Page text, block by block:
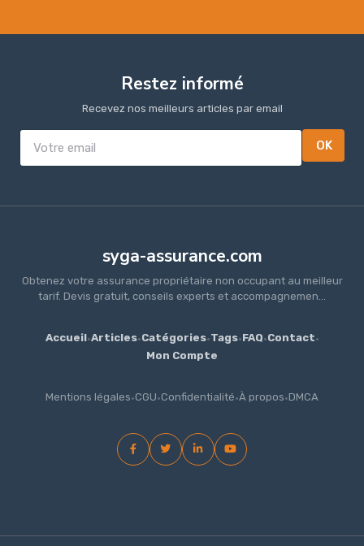
Restez informé
Recevez nos meilleurs articles par email
OK
syga-assurance.com
Obtenez votre assurance propriétaire non occupant au meilleur
tarif. Devis gratuit, conseils experts et accompagnemen...
Accueil·Articles·Catégories·Tags·FAQ·Contact·
Mon Compte
Mentions légales·CGU·Confidentialité·À propos·DMCA